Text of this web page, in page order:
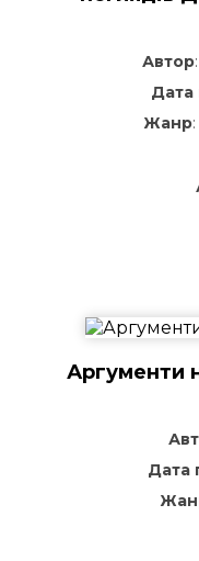
Автор
Дата
Жанр
Аргументи
Дата